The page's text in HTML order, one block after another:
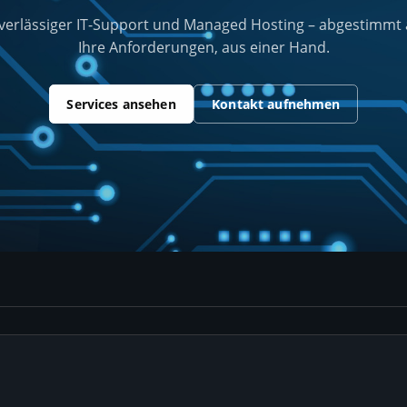
IT-Support und Managed Hosting – abgestimmt
Ihre Anforderungen, aus einer Hand.
Services ansehen Kontakt aufnehmen